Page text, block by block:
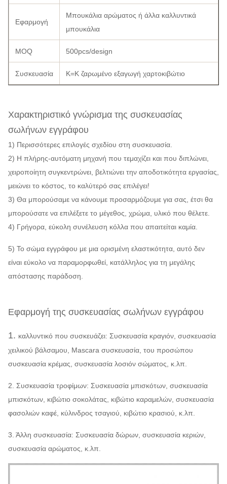
Εφαρμογή
Μπουκάλια αρώματος ή άλλα καλλυντικά
μπουκάλια
MOQ 500pcs/design
Συσκευασία K=K ζαρωμένο εξαγωγή χαρτοκιβώτιο
Χαρακτηριστικό γνώρισμα της συσκευασίας
σωλήνων εγγράφου
1) Περισσότερες επιλογές σχεδίου στη συσκευασία.
2) Η πλήρης-αυτόματη μηχανή που τεμαχίζει και που διπλώνει,
χειροποίητη συγκεντρώνει, βελτιώνει την αποδοτικότητα εργασίας,
μειώνει το κόστος, το καλύτερό σας επιλέγει!
3) Θα μπορούσαμε να κάνουμε προσαρμόζουμε για σας, έτσι θα
μπορούσατε να επιλέξετε το μέγεθος, χρώμα, υλικό που θέλετε.
4) Γρήγορα, εύκολη συνέλευση κόλλα που απαιτείται καμία.
5) Το σώμα εγγράφου με μια ορισμένη ελαστικότητα, αυτό δεν
είναι εύκολο να παραμορφωθεί, κατάλληλος για τη μεγάλης
απόστασης παράδοση.
Εφαρμογή της συσκευασίας σωλήνων εγγράφου
1. καλλυντικό που συσκευάζει: Συσκευασία κραγιόν, συσκευασία
χειλικού βάλσαμου, Mascara συσκευασία, του προσώπου
συσκευασία κρέμας, συσκευασία λοσιόν σώματος, κ.λπ.
2. Συσκευασία τροφίμων: Συσκευασία μπισκότων, συσκευασία
μπισκότων, κιβώτιο σοκολάτας, κιβώτιο καραμελών, συσκευασία
φασολιών καφέ, κύλινδρος τσαγιού, κιβώτιο κρασιού, κ.λπ.
3. Άλλη συσκευασία: Συσκευασία δώρων, συσκευασία κεριών,
συσκευασία αρώματος, κ.λπ.